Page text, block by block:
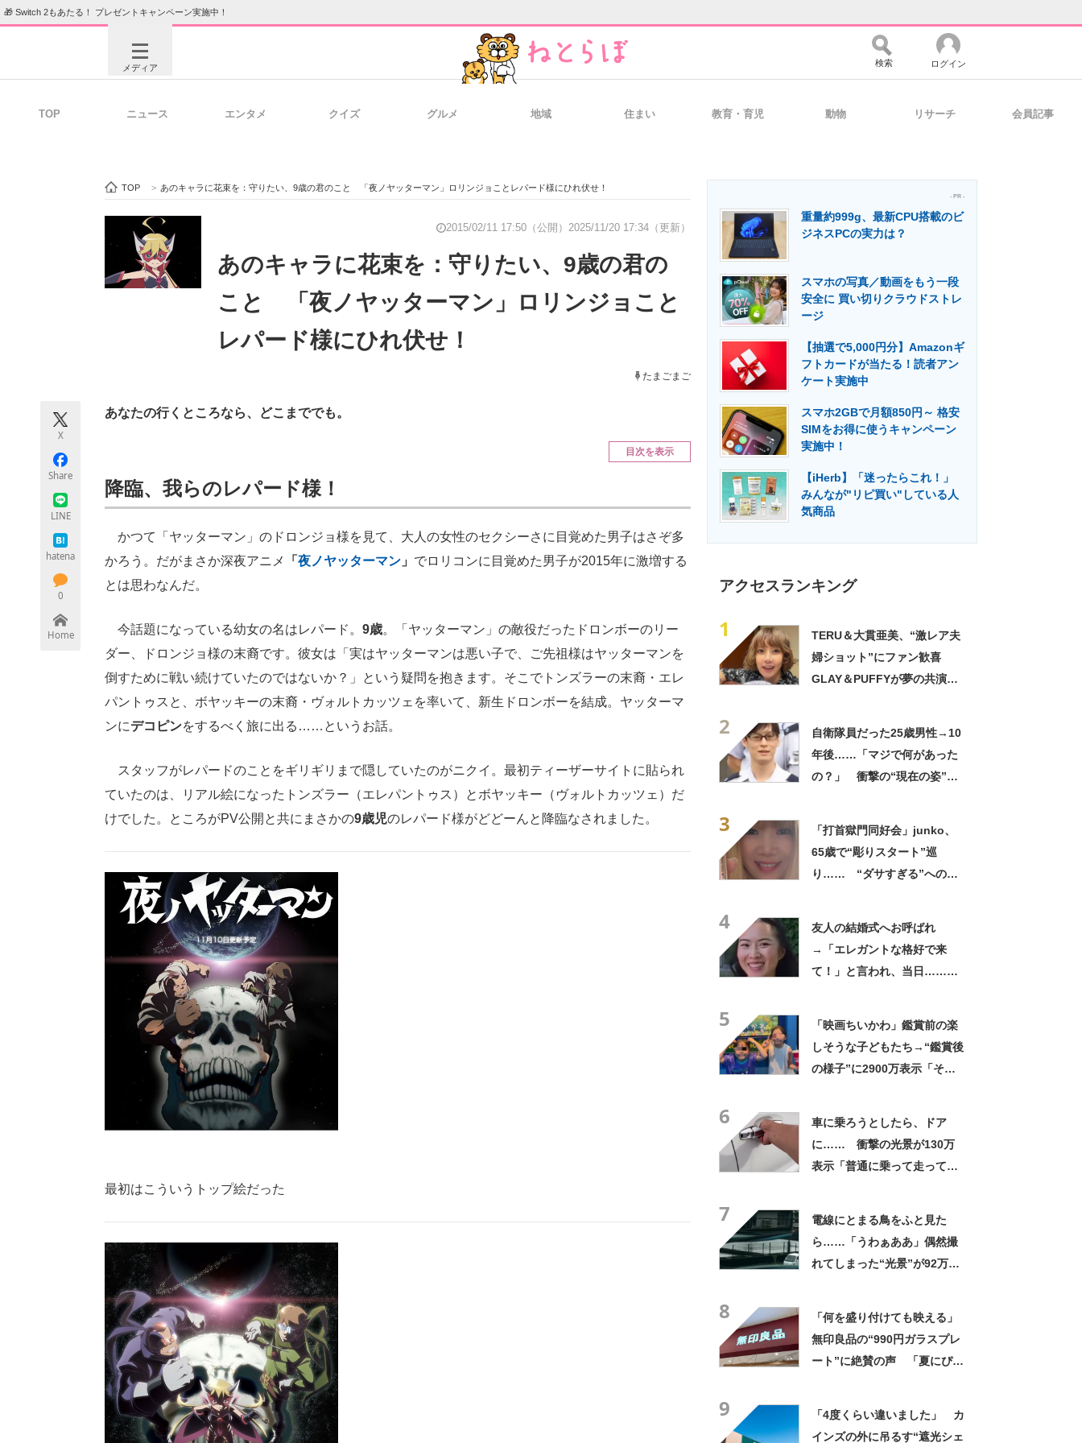
🎁 Switch 2もあたる！ プレゼントキャンペーン実施中！
メディア
ビジネスと働き方のヒント 経営リーダーのコミュニティ マーケ×ITの今がよく分かる
ITエンジニア向け専門サイト 企業向けIT製品の総合サイト IT製品の技術・比較・事例 製造業のIT導入・活用を支援
エネルギーの専門メディア 建設×テクノロジーの最前線
検索 ログイン
TOP ニュース エンタメ クイズ グルメ 地域 住まい 教育・育児 動物 リサーチ 会員記事
TOP > あのキャラに花束を：守りたい、9歳の君のこと 「夜ノヤッターマン」ロリンジョことレパード様にひれ伏せ！
2015/02/11 17:50（公開） 2025/11/20 17:34（更新）
あのキャラに花束を：守りたい、9歳の君の
こと 「夜ノヤッターマン」ロリンジョこと
レパード様にひれ伏せ！
たまごまご
X
Share
LINE
hatena
0
Home
あなたの行くところなら、どこまででも。
目次を表示
降臨、我らのレパード様！
かつて「ヤッターマン」のドロンジョ様を見て、大人の女性のセクシーさに目覚めた男子はさぞ多
かろう。だがまさか深夜アニメ
「 夜ノヤッターマン 」 でロリコンに目覚めた男子が2015年に激増する
とは思わなんだ。
今話題になっている幼女の名はレパード。 9歳。「ヤッターマン」の敵役だったドロンボーのリー
ダー、ドロンジョ様の末裔です。彼女は「実はヤッターマンは悪い子で、ご先祖様はヤッターマンを
倒すために戦い続けていたのではないか？」という疑問を抱きます。そこでトンズラーの末裔・エレ
パントゥスと、ボヤッキーの末裔・ヴォルトカッツェを率いて、新生ドロンボーを結成。ヤッターマ
ンにデコピンをするべく旅に出る……というお話。
スタッフがレパードのことをギリギリまで隠していたのがニクイ。最初ティーザーサイトに貼られ
ていたのは、リアル絵になったトンズラー（エレパントゥス）とボヤッキー（ヴォルトカッツェ）だ
けでした。ところがPV公開と共にまさかの9歳児のレパード様がどどーんと降臨なされました。
最初はこういうトップ絵だった
- PR -
重量約999g、最新CPU搭載のビ
ジネスPCの実力は？
スマホの写真／動画をもう一段
安全に 買い切りクラウドストレ
ージ
【抽選で5,000円分】Amazonギ
フトカードが当たる！読者アン
ケート実施中
スマホ2GBで月額850円～ 格安
SIMをお得に使うキャンペーン
実施中！
【iHerb】「迷ったらこれ！」
みんなが"リピ買い"している人
気商品
アクセスランキング
1
TERU＆大貫亜美、“激レア夫
婦ショット”にファン歓喜
GLAY＆PUFFYが夢の共演
2
自衛隊員だった25歳男性→10
年後……「マジで何があった
の？」 衝撃の“現在の姿”が
3
「打首獄門同好会」junko、
65歳で“彫りスタート”巡
り…… “ダサすぎる”への持
4
友人の結婚式へお呼ばれ
→「エレガントな格好で来
て！」と言われ、当日……ま
5
「映画ちいかわ」鑑賞前の楽
しそうな子どもたち→“鑑賞後
の様子”に2900万表示「そう
6
車に乗ろうとしたら、ドア
に…… 衝撃の光景が130万
表示「普通に乗って走ってた
7
電線にとまる鳥をふと見た
ら……「うわぁああ」偶然撮
れてしまった“光景”が92万再
8
「何を盛り付けても映える」
無印良品の“990円ガラスプレ
ート”に絶賛の声 「夏にぴっ
9
「4度くらい違いました」 カ
インズの外に吊るす“遮光シェ